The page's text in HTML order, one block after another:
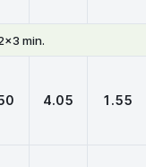
min.
4.05 1.55